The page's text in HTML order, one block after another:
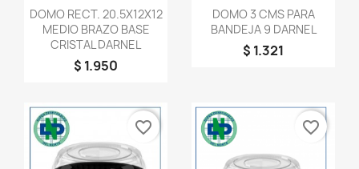
Vista rápida
DOMO RECT. 20.5X12X12
MEDIO BRAZO BASE
CRISTAL DARNEL
$ 1.950
Vista rápida
DOMO 3 CMS PARA
BANDEJA 9 DARNEL
$ 1.321
favorite_border favorite_border